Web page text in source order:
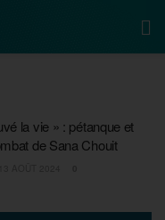
la vie » : pétanque et
de Sana Chouit